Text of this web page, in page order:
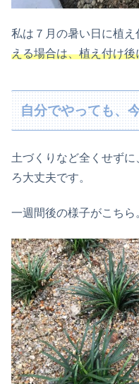
私は７月の暑い日に植え
える場合は、植え付け
自分でやっても、
土づくりなど全くせず
ろ大丈夫です。
一週間後の様子がこちら